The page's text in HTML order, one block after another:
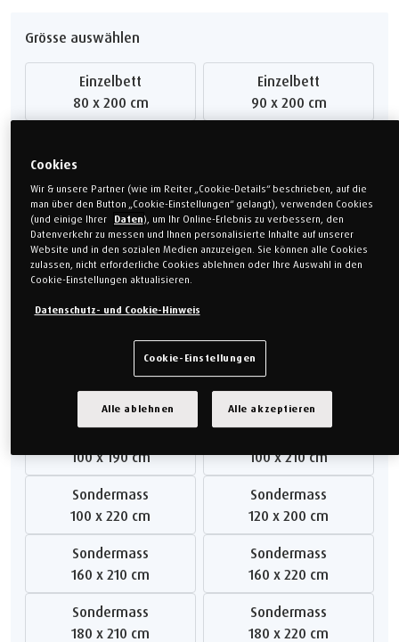
Grösse auswählen
Einzelbett
80 x 200 cm
Einzelbett
90 x 200 cm
100 x 200 cm
Doppelbett
160 x 200 cm
Doppelbett
180 x 200 cm
Sondermass
80 x 190 cm
Sondermass
Sondermass
80 x 220 cm
90 x 190 cm
Sondermass
90 x 210 cm
Sondermass
100 x 190 cm
100 x 210 cm
Sondermass
100 x 220 cm
Sondermass
120 x 200 cm
Sondermass
160 x 210 cm
Sondermass
160 x 220 cm
Sondermass
180 x 210 cm
Sondermass
180 x 220 cm
Cookies
Wir & unsere Partner (wie im Reiter „Cookie-Details“ beschrieben, auf die
man über den Button „Cookie-Einstellungen“ gelangt), verwenden Cookies
(und einige Ihrer
Daten), um Ihr Online-Erlebnis zu verbessern, den
Datenverkehr zu messen und Ihnen personalisierte Inhalte auf unserer
Website und in den sozialen Medien anzuzeigen. Sie können alle Cookies
zulassen, nicht erforderliche Cookies ablehnen oder Ihre Auswahl in den
Cookie-Einstellungen aktualisieren.
Datenschutz- und Cookie-Hinweis
Cookie-Einstellungen
Alle ablehnen Alle akzeptieren